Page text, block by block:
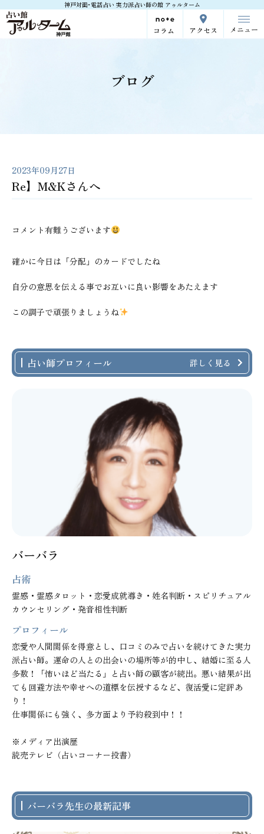
神戸対面･電話占い 実力派占い師の館 アゥルターム
コラム アクセス メニュー
ブログ
2023年09月27日
Re】M&Kさんへ
コメント有難うございます
確かに今日は「分配」のカードでしたね
自分の意思を伝える事でお互いに良い影響をあたえます
この調子で頑張りましょうね
占い師プロフィール 詳しく見る
バーバラ
占術
霊感・霊感タロット・恋愛成就導き・姓名判断・スピリチュアル
カウンセリング・発音相性判断
プロフィール
恋愛や人間関係を得意とし、口コミのみで占いを続けてきた実力
派占い師。運命の人との出会いの場所等が的中し、結婚に至る人
多数！「怖いほど当たる」と占い師の顧客が続出。悪い結果が出
ても回避方法や幸せへの道標を伝授するなど、復活愛に定評あ
り！
仕事関係にも強く、多方面より予約殺到中！！
※メディア出演歴
読売テレビ（占いコーナー投書）
バーバラ先生の最新記事